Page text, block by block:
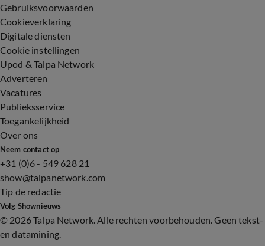
Gebruiksvoorwaarden
Cookieverklaring
Digitale diensten
Cookie instellingen
Upod & Talpa Network
Adverteren
Vacatures
Publieksservice
Toegankelijkheid
Over ons
Neem contact op
+31 (0)6 - 549 628 21
show@talpanetwork.com
Tip de redactie
Volg Shownieuws
© 2026 Talpa Network. Alle rechten voorbehouden. Geen tekst-
en datamining.